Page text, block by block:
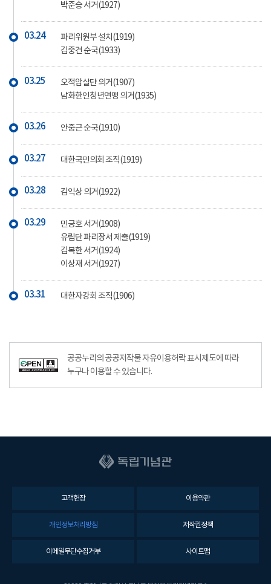
박준승 서거(1927)
03.24
파리위원부 설치(1919)
김중건 순국(1933)
03.25
오적암살단 의거(1907)
남화한인청년연맹 의거(1935)
03.26 안중근 순국(1910)
03.27 대한국민의회 조직(1919)
03.28 김익상 의거(1922)
03.29
민긍호 서거(1908)
유림단 파리장서 제출(1919)
김복한 서거(1924)
이상재 서거(1927)
03.31 대한자강회 조직(1906)
공공누리의 공공저작물 자유이용허락 표시제도에 따라
누구나 이용할 수 있습니다.
고객헌장 이용약관
개인정보처리방침 저작권정책
이메일무단수집거부 사이트맵